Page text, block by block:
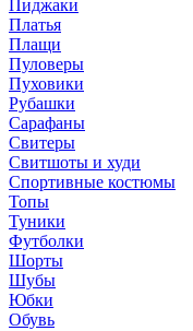
Пиджаки
Платья
Плащи
Пуловеры
Пуховики
Рубашки
Сарафаны
Свитеры
Свитшоты и худи
Спортивные костюмы
Топы
Туники
Футболки
Шорты
Шубы
Юбки
Обувь